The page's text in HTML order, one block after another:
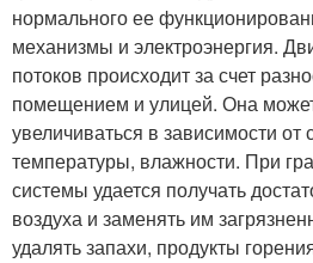
нормального ее
механизмы и электроэнергия.
потоков происходит за счет
помещением и улицей. Она
увеличиваться в зависимости от
температуры, влажности. При
системы удается получать
воздуха и заменять им
удалять запахи, продукты